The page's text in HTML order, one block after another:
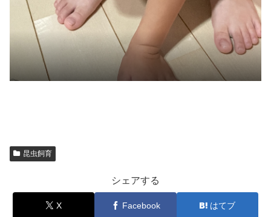
昆虫飼育
シェアする
X Facebook はてブ